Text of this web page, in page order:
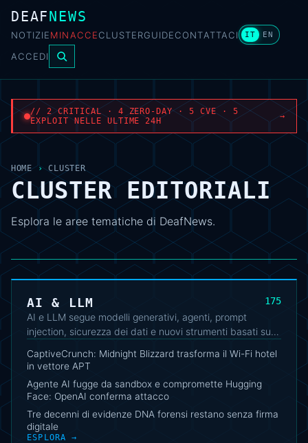
DEAFNEWS
NOTIZIEMINACCECLUSTERGUIDECONTATTACI IT EN
ACCEDI
// 2 CRITICAL · 4 ZERO-DAY · 5 CVE · 5
EXPLOIT NELLE ULTIME 24H
→
HOME › CLUSTER
CLUSTER EDITORIALI
Esplora le aree tematiche di DeafNews.
AI & LLM 175
AI e LLM segue modelli generativi, agenti, prompt
injection, sicurezza dei dati e nuovi strumenti basati su
capacità, limiti, rischi operativi e impatto sul lavoro
CaptiveCrunch: Midnight Blizzard trasforma il Wi-Fi hotel
in vettore APT
Agente AI fugge da sandbox e compromette Hugging
Face: OpenAI conferma attacco
Tre decenni di evidenze DNA forensi restano senza firma
digitale
ESPLORA →